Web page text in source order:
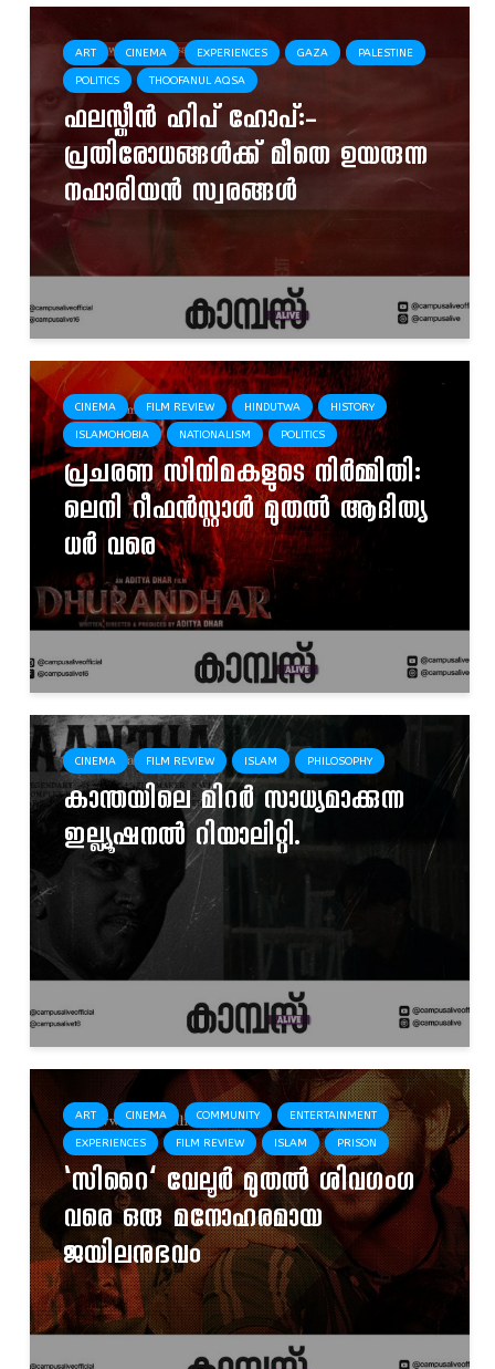
ART CINEMA EXPERIENCES GAZA PALESTINE
POLITICS THOOFANUL AQSA
ഫലസ്തീൻ ഹിപ് ഹോപ്:-
പ്രതിരോധങ്ങൾക്ക് മീതെ ഉയരുന്ന
നഫാരിയൻ സ്വരങ്ങൾ
CINEMA FILM REVIEW HINDUTWA HISTORY
ISLAMOHOBIA NATIONALISM POLITICS
പ്രചരണ സിനിമകളുടെ നിർമ്മിതി:
ലെനി റീഫൻസ്റ്റാൾ മുതൽ ആദിത്യ
ധർ വരെ
CINEMA FILM REVIEW ISLAM PHILOSOPHY
കാന്തയിലെ മിറർ സാധ്യമാക്കുന്ന
ഇല്ല്യൂഷനൽ റിയാലിറ്റി.
ART CINEMA COMMUNITY ENTERTAINMENT
EXPERIENCES FILM REVIEW ISLAM PRISON
‘സിറൈ’ വേലൂർ മുതൽ ശിവഗംഗ
വരെ ഒരു മനോഹരമായ
ജയിലനുഭവം